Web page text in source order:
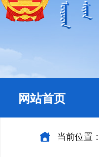
网站首页
当前位置：